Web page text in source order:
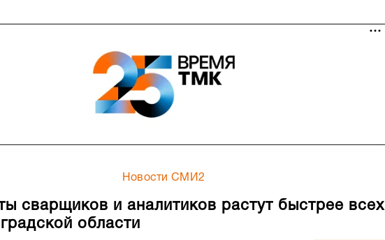
Новости СМИ2
сварщиков и аналитиков растут быстрее всех
области